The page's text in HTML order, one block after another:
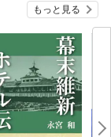
もっと見る